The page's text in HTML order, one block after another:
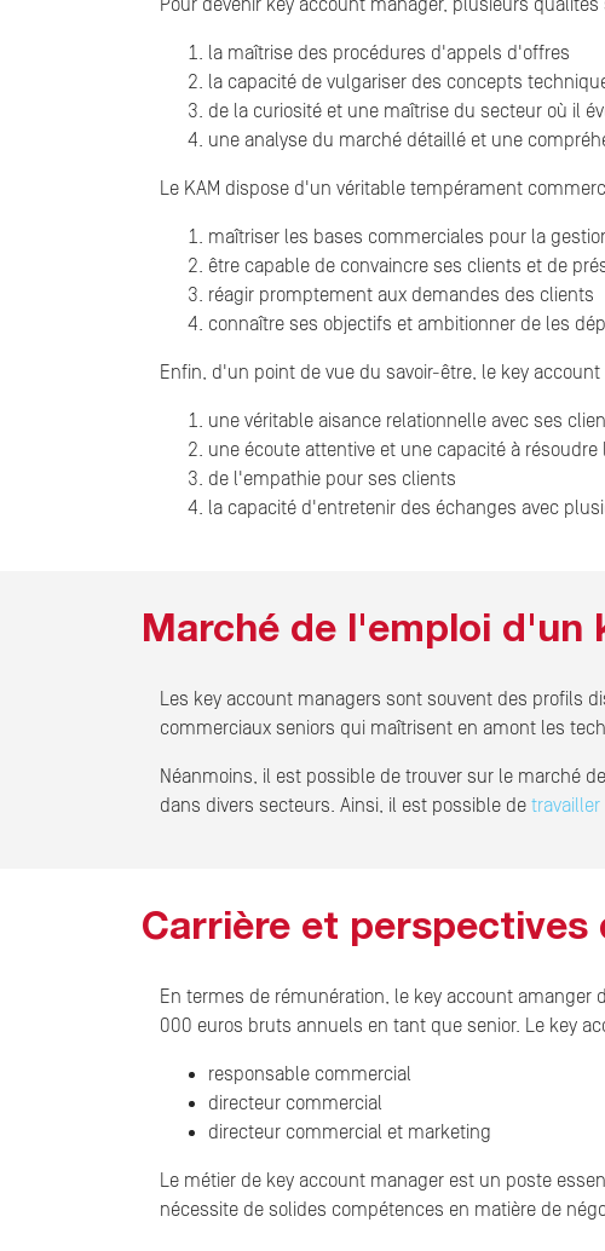
Pour devenir key account manager, plusieurs
la maîtrise des procédures d'appels d'offres
la capacité de vulgariser des concepts
de la curiosité et une maîtrise du secteur où il
une analyse du marché détaillé et une
Le KAM dispose d'un véritable tempérament
maîtriser les bases commerciales pour la
être capable de convaincre ses clients et de
réagir promptement aux demandes des clients
connaître ses objectifs et ambitionner de les
Enfin, d'un point de vue du savoir-être, le key
une véritable aisance relationnelle avec ses
une écoute attentive et une capacité à
de l'empathie pour ses clients
la capacité d'entretenir des échanges avec
Marché de l'emploi d'un
Les key account managers sont souvent des profils
commerciaux seniors qui maîtrisent en amont les
Néanmoins, il est possible de trouver sur le marché
dans divers secteurs. Ainsi, il est possible de
Carrière et
En termes de rémunération, le key account
000 euros bruts annuels en tant que senior. Le key
responsable commercial
directeur commercial
directeur commercial et marketing
Le métier de key account manager est un poste
nécessite de solides compétences en matière de